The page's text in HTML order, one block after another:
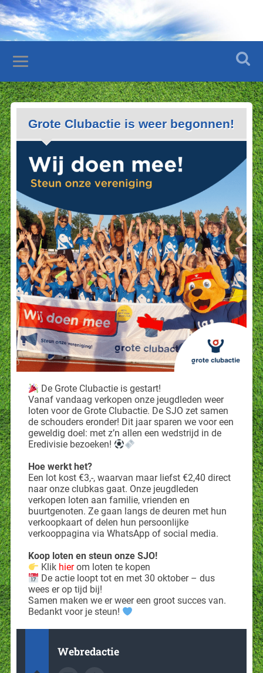
Grote Clubactie is weer begonnen!
De Grote Clubactie is gestart!
Vanaf vandaag verkopen onze jeugdleden weer
loten voor de Grote Clubactie. De SJO zet samen
de schouders eronder! Dit jaar sparen we voor een
geweldig doel: met z’n allen een wedstrijd in de
Eredivisie bezoeken!
Hoe werkt het?
Een lot kost €3,-, waarvan maar liefst €2,40 direct
naar onze clubkas gaat. Onze jeugdleden
verkopen loten aan familie, vrienden en
buurtgenoten. Ze gaan langs de deuren met hun
verkoopkaart of delen hun persoonlijke
verkooppagina via WhatsApp of social media.
Koop loten en steun onze SJO!
Klik hierom loten te kopen
De actie loopt tot en met 30 oktober – dus
wees er op tijd bij!
Samen maken we er weer een groot succes van.
Bedankt voor je steun!
Webredactie